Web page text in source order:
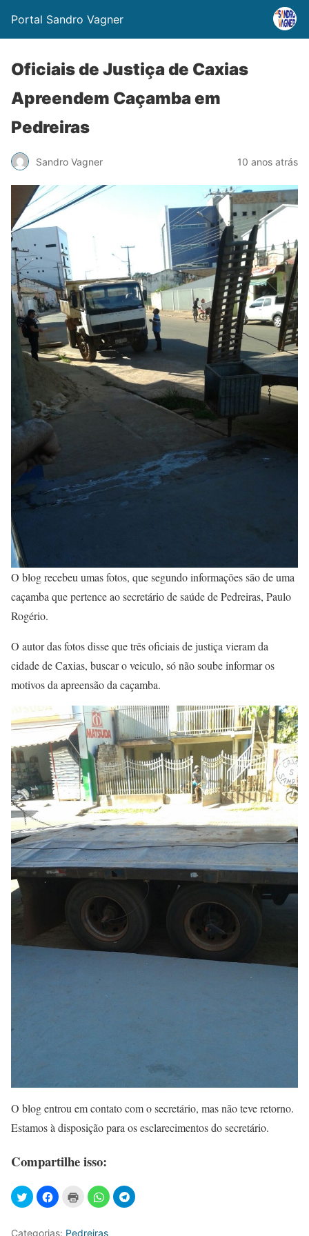
Portal Sandro Vagner
Oficiais de Justiça de Caxias
Apreendem Caçamba em
Pedreiras
Sandro Vagner 10 anos atrás
O blog recebeu umas fotos, que segundo informações são de uma
caçamba que pertence ao secretário de saúde de Pedreiras, Paulo
Rogério.
O autor das fotos disse que três oficiais de justiça vieram da
cidade de Caxias, buscar o veiculo, só não soube informar os
motivos da apreensão da caçamba.
O blog entrou em contato com o secretário, mas não teve retorno.
Estamos à disposição para os esclarecimentos do secretário.
Compartilhe isso:
Categorias: Pedreiras